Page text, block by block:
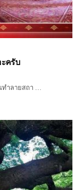
ครับ
ทำลายสถา …